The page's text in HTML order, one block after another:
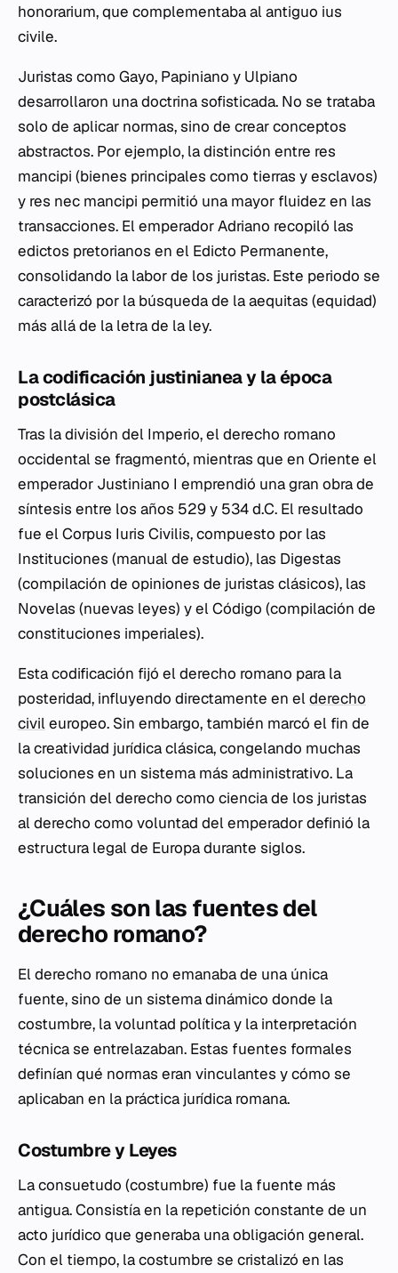
honorarium, que complementaba al antiguo ius
civile.
Juristas como Gayo, Papiniano y Ulpiano
desarrollaron una doctrina sofisticada. No se trataba
solo de aplicar normas, sino de crear conceptos
abstractos. Por ejemplo, la distinción entre res
mancipi (bienes principales como tierras y esclavos)
y res nec mancipi permitió una mayor fluidez en las
transacciones. El emperador Adriano recopiló las
edictos pretorianos en el Edicto Permanente,
consolidando la labor de los juristas. Este periodo se
caracterizó por la búsqueda de laaequitas (equidad)
más allá de la letra de la ley.
La codificación justinianea y la época
postclásica
Tras la división del Imperio, el derecho romano
occidental se fragmentó, mientras que en Oriente el
emperador Justiniano I emprendió una gran obra de
síntesis entre los años 529 y 534 d.C. El resultado
fue elCorpus Iuris Civilis, compuesto por las
Instituciones (manual de estudio), las Digestas
(compilación de opiniones de juristas clásicos), las
Novelas (nuevas leyes) y elCódigo (compilación de
constituciones imperiales).
Esta codificación fijó el derecho romano para la
posteridad, influyendo directamente en elderecho
civileuropeo. Sin embargo, también marcó el fin de
la creatividad jurídica clásica, congelando muchas
soluciones en un sistema más administrativo. La
transición del derecho como ciencia de los juristas
al derecho como voluntad del emperador definió la
estructura legal de Europa durante siglos.
¿Cuáles son las fuentes del
derecho romano?
El derecho romano no emanaba de una única
fuente, sino de un sistema dinámico donde la
costumbre, la voluntad política y la interpretación
técnica se entrelazaban. Estas fuentes formales
definían qué normas eran vinculantes y cómo se
aplicaban en la práctica jurídica romana.
Costumbre y Leyes
Laconsuetudo (costumbre) fue la fuente más
antigua. Consistía en la repetición constante de un
acto jurídico que generaba una obligación general.
Con el tiempo, la costumbre se cristalizó en las